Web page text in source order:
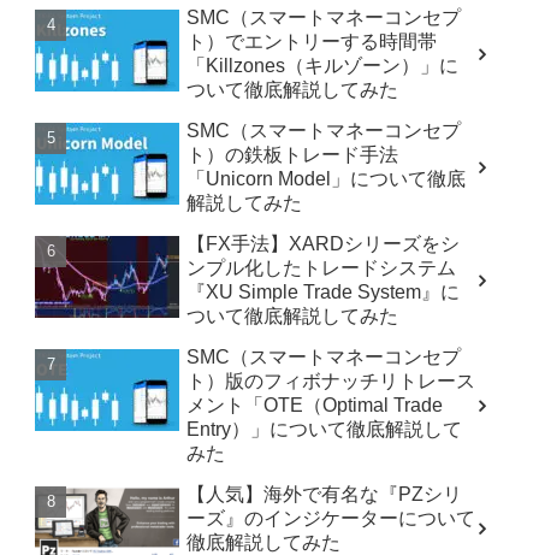
SMC（スマートマネーコンセプ
ト）でエントリーする時間帯
「Killzones（キルゾーン）」に
ついて徹底解説してみた
SMC（スマートマネーコンセプ
ト）の鉄板トレード手法
「Unicorn Model」について徹底
解説してみた
【FX手法】XARDシリーズをシ
ンプル化したトレードシステム
『XU Simple Trade System』に
ついて徹底解説してみた
SMC（スマートマネーコンセプ
ト）版のフィボナッチリトレース
メント「OTE（Optimal Trade
Entry）」について徹底解説して
みた
【人気】海外で有名な『PZシリ
ーズ』のインジケーターについて
徹底解説してみた